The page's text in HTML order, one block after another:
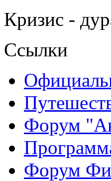
Кризис -
Ссылки
Форум
Форум